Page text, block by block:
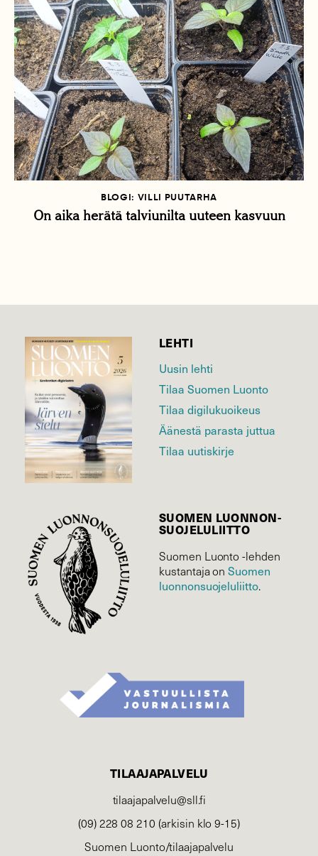
BLOGI: VILLI PUUTARHA
On aika herätä talviunilta uuteen kasvuun
LEHTI
Uusin lehti
Tilaa Suomen Luonto
Tilaa digilukuoikeus
Äänestä parasta juttua
Tilaa uutiskirje
SUOMEN LUONNON­
SUOJELU­LIITTO
Suomen Luonto -lehden
kustantaja onSuomen
luonnonsuojelu­liitto.
TILAAJAPALVELU
tilaajapalvelu@sll.fi
(09) 228 08 210 (arkisin klo 9-15)
Suomen Luonto/tilaajapalvelu